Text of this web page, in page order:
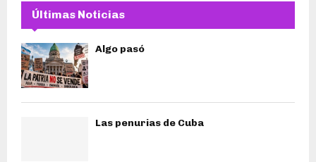
Últimas Noticias
Algo pasó
Las penurias de Cuba